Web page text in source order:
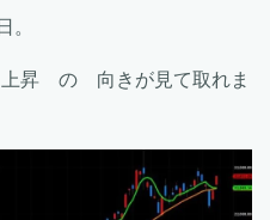
昇 の 向きが見て取れま